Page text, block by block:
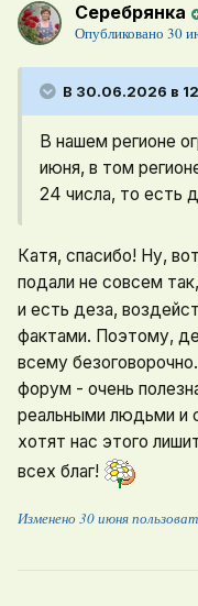
Серебрянка
Опубликовано 30
В 30.06.2026 в
В нашем регионе
июня, в том
24 числа, то есть
Катя, спасибо! Ну,
подали не совсем
и есть деза,
фактами. Поэтому,
всему
форум - очень
реальными людьми и
хотят нас этого
всех благ!
Изменено 30 июня